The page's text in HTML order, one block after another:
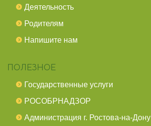
Деятельность
Родителям
Напишите нам
ПОЛЕЗНОЕ
Государственные услуги
РОСОБРНАДЗОР
Администрация г. Ростова-на-Дону